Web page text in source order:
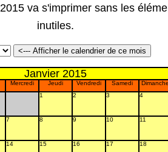
va s'imprimer sans les
inutiles.
Janvier 2015
Mercredi Jeudi Vendredi Samedi
1
2 3 4
7 8 9 10 11
14 15 16 17 18